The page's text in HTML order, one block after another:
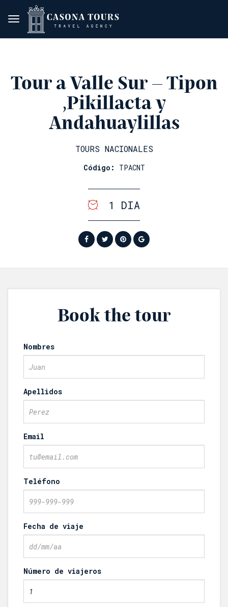
Tour a Valle Sur – Tipon
,Pikillacta y
Andahuaylillas
TOURS NACIONALES
Código: TPACNT
1 DIA
Book the tour
Nombres
Apellidos
Email
Teléfono
Fecha de viaje
Número de viajeros